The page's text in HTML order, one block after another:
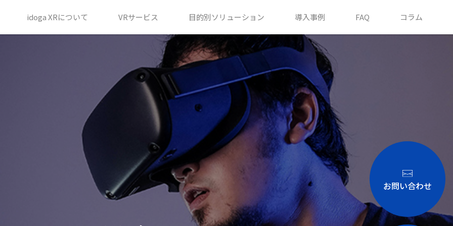
idoga XRについて VRサービス 目的別ソリューション 導入事例 FAQ コラム
お問い合わせ